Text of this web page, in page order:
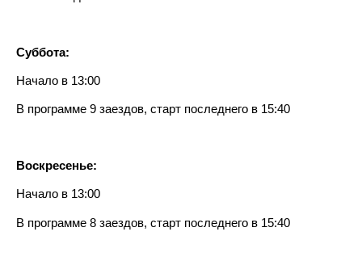
Суббота:
Начало в 13:00
В программе 9 заездов, старт последнего в 15:40
Воскресенье:
Начало в 13:00
В программе 8 заездов, старт последнего в 15:40